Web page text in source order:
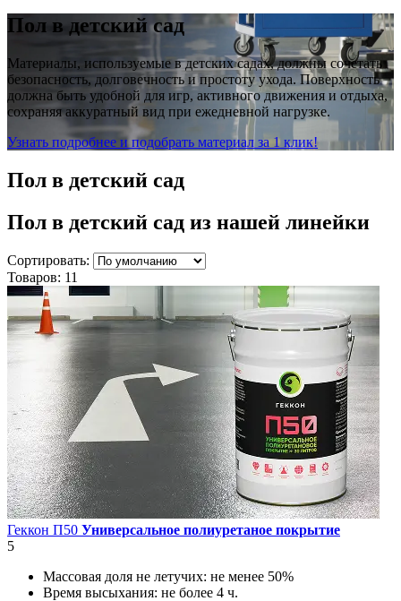
Пол в детский сад
Материалы, используемые в детских садах, должны сочетать
безопасность, долговечность и простоту ухода. Поверхность
должна быть удобной для игр, активного движения и отдыха,
сохраняя аккуратный вид при ежедневной нагрузке.
Узнать подробнее и подобрать материал за 1 клик!
Пол в детский сад
Пол в детский сад из нашей линейки
Сортировать:
Товаров: 11
Геккон П50 Универсальное полиуретаное покрытие
5
Массовая доля не летучих: не менее 50%
Время высыхания: не более 4 ч.